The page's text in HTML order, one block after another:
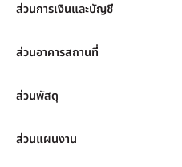
ส่วนการเงินและบัญชี
ส่วนอาคารสถานที่
ส่วนพัสดุ
ส่วนแผนงาน